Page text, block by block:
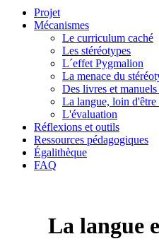
Projet
Mécanismes
Le curriculum caché
Les stéréotypes
L´effet Pygmalion
La menace du
Des livres et
La langue, loin d'être
L'évaluation
Réflexions et outils
Ressources pédagogiques
Égalithèque
FAQ
La langue